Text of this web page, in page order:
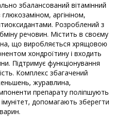
збалансований вітамінний
аргініном,
Розроблений з
речовин. Містить в своєму
що виробляється хрящовою
хондроїтину і входить
Підтримує функціонування
Комплекс збагачений
журавлина,
препарату поліпшують
допомагають зберегти